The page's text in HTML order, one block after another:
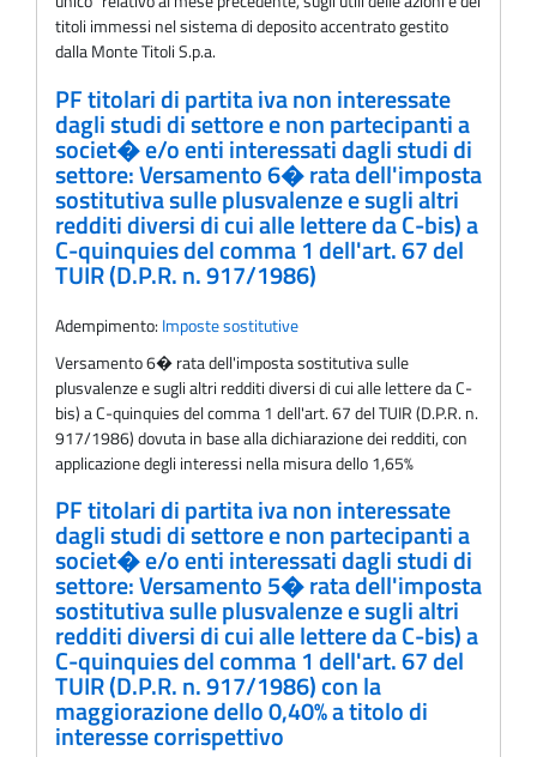
titoli immessi nel sistema di deposito accentrato gestito
dalla Monte Titoli S.p.a.
PF titolari di partita iva non interessate
dagli studi di settore e non partecipanti a
societ� e/o enti interessati dagli studi di
settore: Versamento 6� rata dell'imposta
sostitutiva sulle plusvalenze e sugli altri
redditi diversi di cui alle lettere da C-bis) a
C-quinquies del comma 1 dell'art. 67 del
TUIR (D.P.R. n. 917/1986)
Adempimento: Imposte sostitutive
Versamento 6� rata dell'imposta sostitutiva sulle
plusvalenze e sugli altri redditi diversi di cui alle lettere da C-
bis) a C-quinquies del comma 1 dell'art. 67 del TUIR (D.P.R. n.
917/1986) dovuta in base alla dichiarazione dei redditi, con
applicazione degli interessi nella misura dello 1,65%
PF titolari di partita iva non interessate
dagli studi di settore e non partecipanti a
societ� e/o enti interessati dagli studi di
settore: Versamento 5� rata dell'imposta
sostitutiva sulle plusvalenze e sugli altri
redditi diversi di cui alle lettere da C-bis) a
C-quinquies del comma 1 dell'art. 67 del
TUIR (D.P.R. n. 917/1986) con la
maggiorazione dello 0,40% a titolo di
interesse corrispettivo